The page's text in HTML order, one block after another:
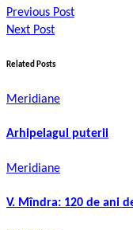
Previous Post
Next Post
Related Posts
Meridiane
Arhipelagul puterii
Meridiane
V. Mîndra: 120 de ani